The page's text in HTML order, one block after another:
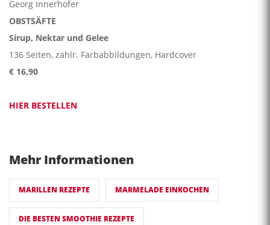
Georg Innerhofer
OBSTSÄFTE
Sirup, Nektar und Gelee
136 Seiten, zahlr. Farbabbildungen, Hardcover
€ 16,90
HIER BESTELLEN
Mehr Informationen
MARILLEN REZEPTE MARMELADE EINKOCHEN
DIE BESTEN SMOOTHIE REZEPTE